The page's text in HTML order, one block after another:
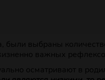
были выбраны
важных
осматривают в